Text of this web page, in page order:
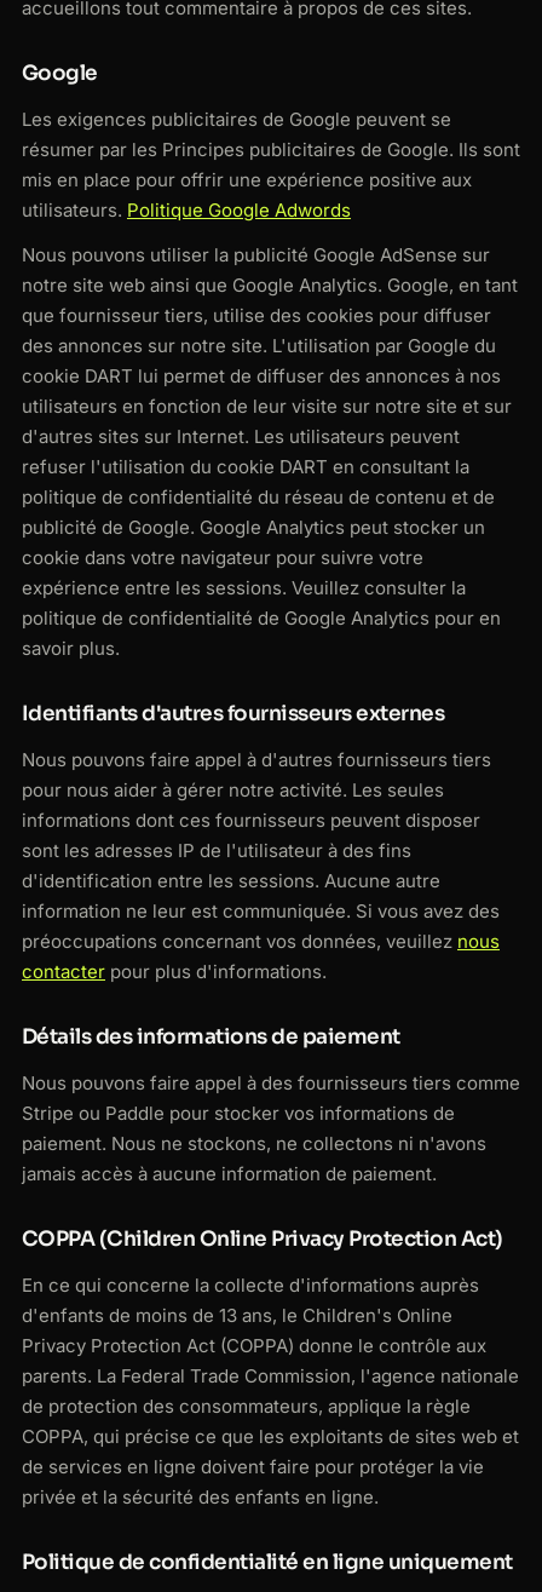
accueillons tout commentaire à propos de ces sites.
Google
Les exigences publicitaires de Google peuvent se
résumer par les Principes publicitaires de Google. Ils sont
mis en place pour offrir une expérience positive aux
utilisateurs. Politique Google Adwords
Nous pouvons utiliser la publicité Google AdSense sur
notre site web ainsi que Google Analytics. Google, en tant
que fournisseur tiers, utilise des cookies pour diffuser
des annonces sur notre site. L'utilisation par Google du
cookie DART lui permet de diffuser des annonces à nos
utilisateurs en fonction de leur visite sur notre site et sur
d'autres sites sur Internet. Les utilisateurs peuvent
refuser l'utilisation du cookie DART en consultant la
politique de confidentialité du réseau de contenu et de
publicité de Google. Google Analytics peut stocker un
cookie dans votre navigateur pour suivre votre
expérience entre les sessions. Veuillez consulter la
politique de confidentialité de Google Analytics pour en
savoir plus.
Identifiants d'autres fournisseurs externes
Nous pouvons faire appel à d'autres fournisseurs tiers
pour nous aider à gérer notre activité. Les seules
informations dont ces fournisseurs peuvent disposer
sont les adresses IP de l'utilisateur à des fins
d'identification entre les sessions. Aucune autre
information ne leur est communiquée. Si vous avez des
préoccupations concernant vos données, veuillez nous
contacter pour plus d'informations.
Détails des informations de paiement
Nous pouvons faire appel à des fournisseurs tiers comme
Stripe ou Paddle pour stocker vos informations de
paiement. Nous ne stockons, ne collectons ni n'avons
jamais accès à aucune information de paiement.
COPPA (Children Online Privacy Protection Act)
En ce qui concerne la collecte d'informations auprès
d'enfants de moins de 13 ans, le Children's Online
Privacy Protection Act (COPPA) donne le contrôle aux
parents. La Federal Trade Commission, l'agence nationale
de protection des consommateurs, applique la règle
COPPA, qui précise ce que les exploitants de sites web et
de services en ligne doivent faire pour protéger la vie
privée et la sécurité des enfants en ligne.
Politique de confidentialité en ligne uniquement